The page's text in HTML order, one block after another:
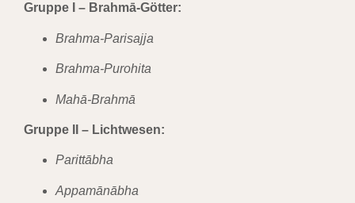
Gruppe I – Brahmā-Götter:
Brahma-Parisajja
Brahma-Purohita
Mahā-Brahmā
Gruppe II – Lichtwesen:
Parittābha
Appamānābha